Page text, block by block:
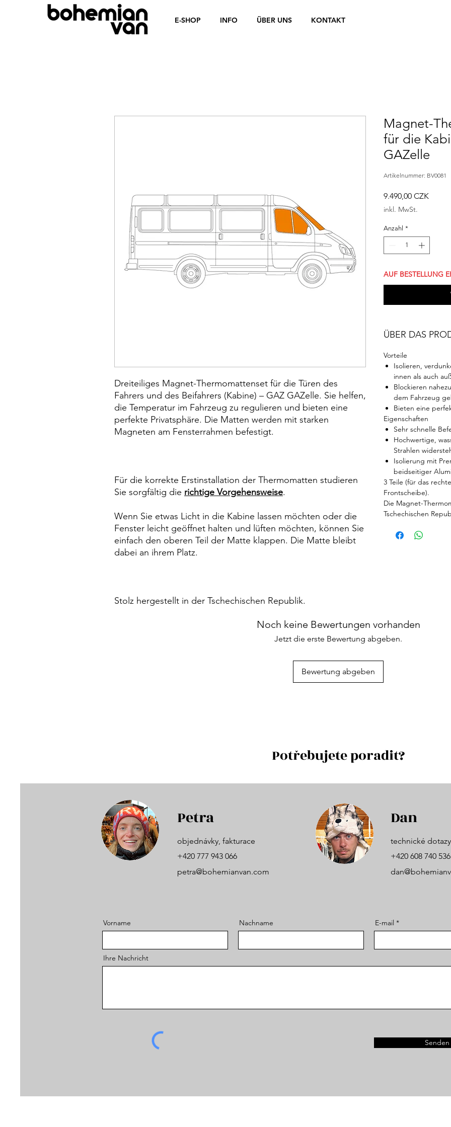
E-SHOP INFO ÜBER UNS KONTAKT
Dreiteiliges Magnet-Thermomattenset für die Türen des
Fahrers und des Beifahrers (Kabine) – GAZ GAZelle. Sie helfen,
die Temperatur im Fahrzeug zu regulieren und bieten eine
perfekte Privatsphäre. Die Matten werden mit starken
Magneten am Fensterrahmen befestigt.
Für die korrekte Erstinstallation der Thermomatten studieren
Sie sorgfältig die richtige Vorgehensweise.
Wenn Sie etwas Licht in die Kabine lassen möchten oder die
Fenster leicht geöffnet halten und lüften möchten, können Sie
einfach den oberen Teil der Matte klappen. Die Matte bleibt
dabei an ihrem Platz.
Stolz hergestellt in der Tschechischen Republik.
Magnet-
für die
GAZelle
Artikelnummer: BV0081
9.490,00 CZKPreis
inkl. MwSt.
Anzahl *
AUF BESTELLUNG
ÜBER DAS
Vorteile
Isolieren,
innen als auch
Blockieren
dem Fahrzeug
Bieten eine
Eigenschaften
Sehr schnelle
Hochwertige,
Strahlen
Isolierung mit
beidseitiger
3 Teile (für das
Frontscheibe).
Die Magnet-
Tschechischen
Noch keine Bewertungen vorhanden
Jetzt die erste Bewertung abgeben.
Bewertung abgeben
Potřebujete poradit?
Petra
objednávky, fakturace
+420 777 943 066
petra@bohemianvan.com
Dan
technické dotazy
+420 608 740 536
Vorname Nachname E-mail
Ihre Nachricht
Senden